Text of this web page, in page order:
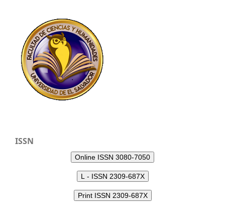
ISSN
Online ISSN 3080-7050
L - ISSN 2309-687X
Print ISSN 2309-687X